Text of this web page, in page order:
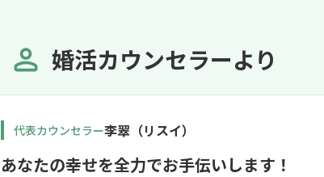
婚活カウンセラーより
代表カウンセラー李翠（リスイ）
あなたの幸せを全力でお手伝いします！